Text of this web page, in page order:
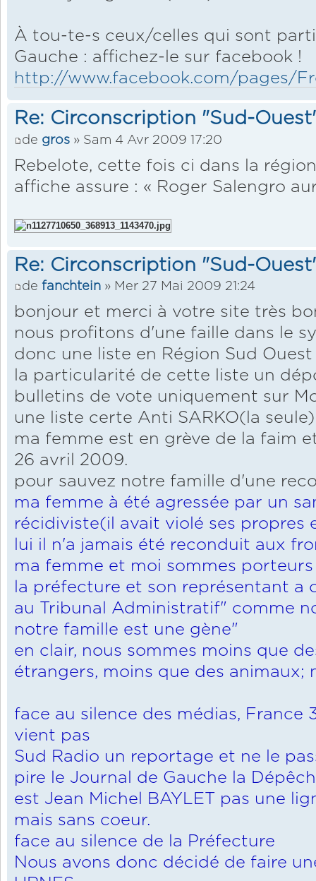
À tou-te-s ceux/celles qui sont
Gauche : affichez-le sur facebook !
http://www.facebook.com/pages/
Re: Circonscription "Sud-
de gros » Sam 4 Avr 2009 17:20
Rebelote, cette fois ci dans la
affiche assure : « Roger Salengro
Re: Circonscription "Sud-
de fanchtein » Mer 27 Mai 2009 21:24
bonjour et merci à votre site très
nous profitons d'une faille dans le
donc une liste en Région Sud Ouest
la particularité de cette liste un
bulletins de vote uniquement sur
une liste certe Anti SARKO(la seule)
ma femme est en grève de la faim
26 avril 2009.
pour sauvez notre famille d'une
ma femme à été agressée par un
récidiviste(il avait violé ses propres
lui il n'a jamais été reconduit aux
ma femme et moi sommes porteurs
la préfecture et son représentant a
au Tribunal Administratif" comme
notre famille est une gène"
en clair, nous sommes moins que
étrangers, moins que des animaux;
face au silence des médias, France
vient pas
Sud Radio un reportage et ne le
pire le Journal de Gauche la
est Jean Michel BAYLET pas une
mais sans coeur.
face au silence de la Préfecture
Nous avons donc décidé de faire